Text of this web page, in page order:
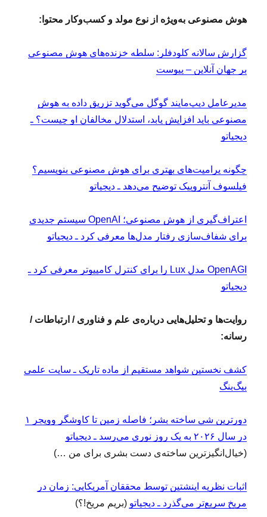
هوش مصنوعی به‌ویژه از نوع مولد و کسب‌وکار محتوا:
گزارش سالانه کلودفلر: سلطه خزنده‌های هوش مصنوعی
بر جهان آنلاین – پیوست
مدیرعامل دیپ‌مایند گوگل می‌گوید تزریق داده به هوش
مصنوعی باید افزایش یابد، استدلال مخالفان او چیست؟ ـ
دیجیاتو
چگونه پرامپت‌های بهتری برای هوش مصنوعی بنویسیم؟
فیلسوف آنتروپیک توضیح می‌دهد ـ دیجیاتو
اعتراف‌گیری از هوش مصنوعی؛ OpenAI سیستم جدیدی
برای شفاف‌سازی رفتار مدل‌ها معرفی کرد ـ دیجیاتو
OpenAGI مدل Lux را برای کنترل کامپیوتر معرفی کرد ـ
دیجیاتو
روایت‌ها و تحلیل‌هایی درباره‌ی علم و فناوری / ارتباطات /
رسانه:
کشف نخستین شواهد مستقیم از ماده تاریک ـ سایت علمی
بیگ‌بنگ
دورترین شی ساخته بشر؛ فاصله زمین تا کاوشگر وویجر ۱
در سال ۲۰۲۶ به یک روز نوری می‌رسد ـ دیجیاتو
(خیال‌انگیزترین ساخته‌ی دست بشری برای من …)
اثبات نظریه اینشتین توسط محققان آمریکایی: زمان در
مریخ سریع‌تر می‌گذرد ـ دیجیاتو (بریم مریخ!؟)